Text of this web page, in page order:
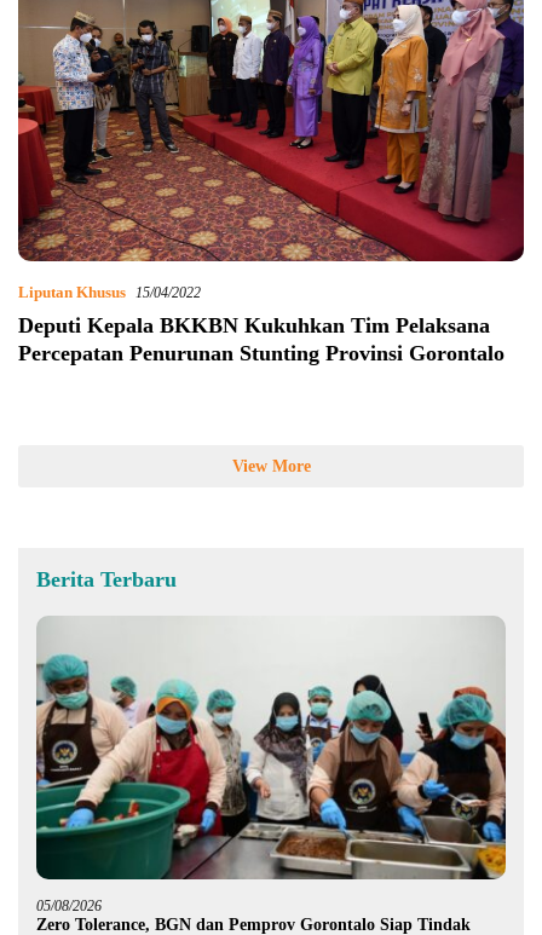
Liputan Khusus 15/04/2022
Deputi Kepala BKKBN Kukuhkan Tim Pelaksana
Percepatan Penurunan Stunting Provinsi Gorontalo
View More
Berita Terbaru
05/08/2026
Zero Tolerance, BGN dan Pemprov Gorontalo Siap Tindak